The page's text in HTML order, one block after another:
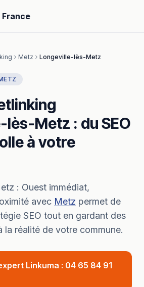
France
Metz Longeville-lès-Metz
lès-Metz : du SEO
à votre
: Ouest immédiat,
avec Metz permet de
SEO tout en gardant des
la réalité de votre commune.
Linkuma : 04 65 84 91